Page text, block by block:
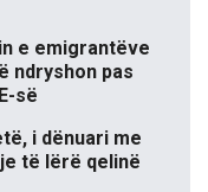
e emigrantëve
ndryshon pas
së
i dënuari me
të lërë qelinë